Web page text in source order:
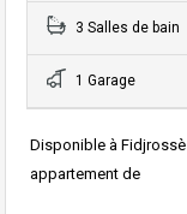
3 Salles de bain
1 Garage
Disponible à
appartement de